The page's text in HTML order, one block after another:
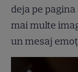
deja pe
mai multe
un mesaj